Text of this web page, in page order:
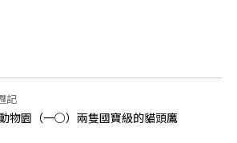
記
物園（一○）兩隻國寶級的貓頭鷹